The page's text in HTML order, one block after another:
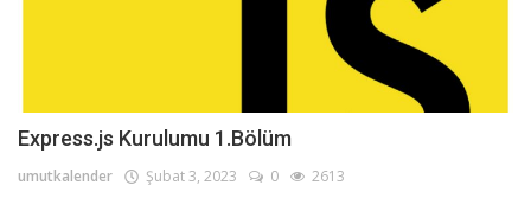
Express.js Kurulumu 1.Bölüm
umutkalender Şubat 3, 2023 0 2613